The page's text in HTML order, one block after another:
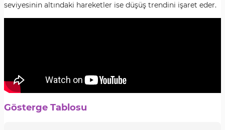
seviyesinin altındaki hareketler ise düşüş trendini işaret eder.
Gösterge Tablosu